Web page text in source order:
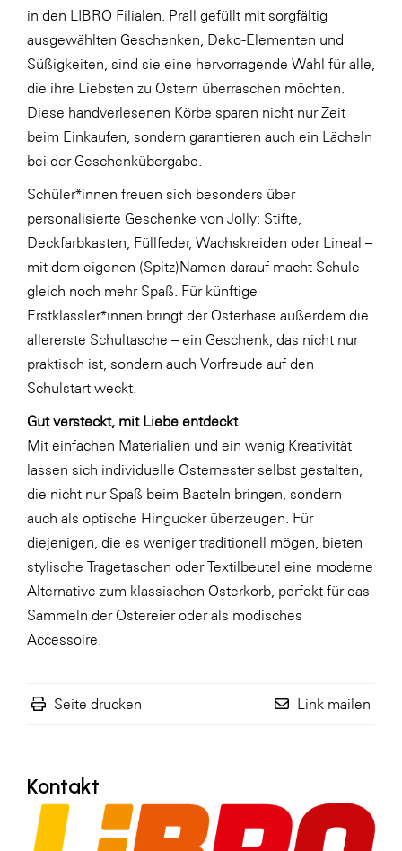
sebamed
SeneCura
SERVICE&MORE
SKINUANCE®
Somfy
Sony DADC
SPIEGLTEC
STIHL Tirol
Trend Micro
TAG GmbH
VALETTA
Verband Druck Medien Österreich
Wirtschaftskammer Salzburg
WKS Fachgruppe Fahrzeughandel und
Fahrzeugtechnik
WKS Fachgruppe Finanzdienstleister
WK UBIT
Zühlke
Media
in den LIBRO Filialen. Prall gefüllt mit sorgfältig
ausgewählten Geschenken, Deko-Elementen und
Süßigkeiten, sind sie eine hervorragende Wahl für alle,
die ihre Liebsten zu Ostern überraschen möchten.
Diese handverlesenen Körbe sparen nicht nur Zeit
beim Einkaufen, sondern garantieren auch ein Lächeln
bei der Geschenkübergabe.
Schüler*innen freuen sich besonders über
personalisierte Geschenke von Jolly: Stifte,
Deckfarbkasten, Füllfeder, Wachskreiden oder Lineal –
mit dem eigenen (Spitz)Namen darauf macht Schule
gleich noch mehr Spaß. Für künftige
Erstklässler*innen bringt der Osterhase außerdem die
allererste Schultasche – ein Geschenk, das nicht nur
praktisch ist, sondern auch Vorfreude auf den
Schulstart weckt.
Gut versteckt, mit Liebe entdeckt
Mit einfachen Materialien und ein wenig Kreativität
lassen sich individuelle Osternester selbst gestalten,
die nicht nur Spaß beim Basteln bringen, sondern
auch als optische Hingucker überzeugen. Für
diejenigen, die es weniger traditionell mögen, bieten
stylische Tragetaschen oder Textilbeutel eine moderne
Alternative zum klassischen Osterkorb, perfekt für das
Sammeln der Ostereier oder als modisches
Accessoire.
Seite drucken Link mailen
Kontakt